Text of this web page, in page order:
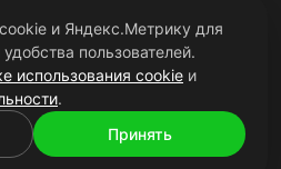
MADE IN
и Яндекс.Метрику для
пользователей.
использования cookie и
.
Принять